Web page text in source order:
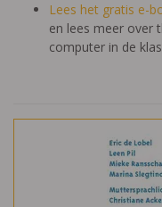
Lees het gratis e-
en lees meer over
computer in de